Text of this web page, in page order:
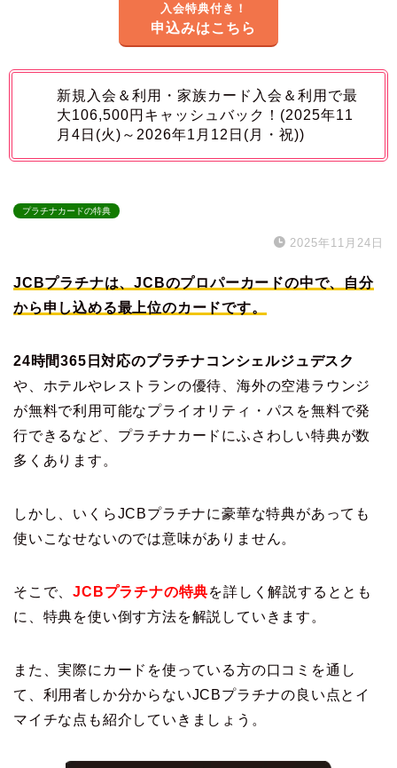
入会特典付き！
申込みはこちら
新規入会＆利用・家族カード入会＆利用で最
大106,500円キャッシュバック！(2025年11
月4日(火)～2026年1月12日(月・祝))
プラチナカードの特典
2025年11月24日
JCBプラチナは、JCBのプロパーカードの中で、自分
から申し込める最上位のカードです。
24時間365日対応のプラチナコンシェルジュデスク
や、ホテルやレストランの優待、海外の空港ラウンジ
が無料で利用可能なプライオリティ・パスを無料で発
行できるなど、プラチナカードにふさわしい特典が数
多くあります。
しかし、いくらJCBプラチナに豪華な特典があっても
使いこなせないのでは意味がありません。
そこで、JCBプラチナの特典を詳しく解説するととも
に、特典を使い倒す方法を解説していきます。
また、実際にカードを使っている方の口コミを通し
て、利用者しか分からないJCBプラチナの良い点とイ
マイチな点も紹介していきましょう。